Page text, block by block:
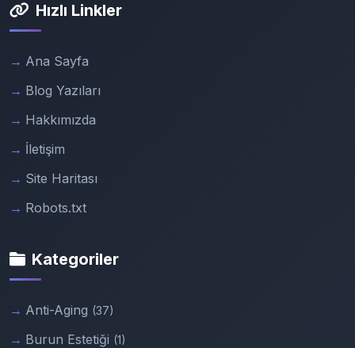
Hızlı Linkler
Ana Sayfa
Blog Yazıları
Hakkımızda
İletişim
Site Haritası
Robots.txt
Kategoriler
Anti-Aging (37)
Burun Estetiği (1)